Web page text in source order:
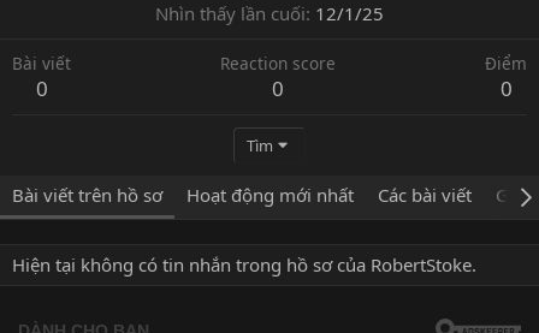
Nhìn thấy lần cuối 12/1/25
Bài viết
0
Reaction score
0
Điểm
0
Tìm
Bài viết trên hồ sơ Hoạt động mới nhất Các bài viết Giới
Hiện tại không có tin nhắn trong hồ sơ của RobertStoke.